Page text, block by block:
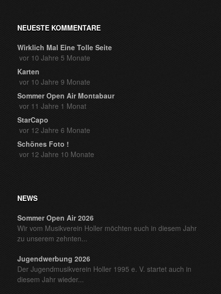
NEUESTE KOMMENTARE
Wirklich Mal Eine Tolle Seite
vor 10 Jahre 5 Monate
Karten
vor 10 Jahre 9 Monate
Sommer Open Air Montabaur
vor 11 Jahre 1 Monat
StarCapo
vor 12 Jahre 6 Monate
Schönes Foto !
vor 12 Jahre 10 Monate
NEWS
Sommer Open Air 2026
Wir vom Musikverein Holler möchten euch in diesem Jahr
zu unserem zehnten...
Jugendwerbung 2026
Der Jugendmusikverein Holler 1995 e. V. startet auch in
diesem Jahr wieder...